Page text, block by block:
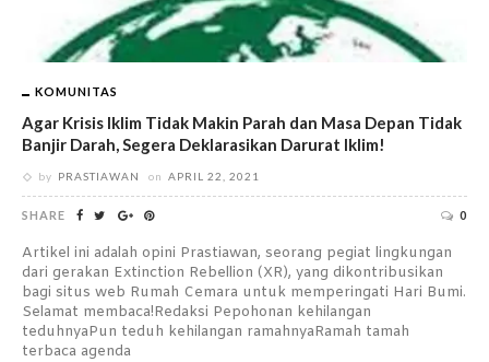
KOMUNITAS
Agar Krisis Iklim Tidak Makin Parah dan Masa Depan Tidak
Banjir Darah, Segera Deklarasikan Darurat Iklim!
by PRASTIAWAN on APRIL 22, 2021
SHARE 0
Artikel ini adalah opini Prastiawan, seorang pegiat lingkungan
dari gerakan Extinction Rebellion (XR), yang dikontribusikan
bagi situs web Rumah Cemara untuk memperingati Hari Bumi.
Selamat membaca!Redaksi Pepohonan kehilangan
teduhnyaPun teduh kehilangan ramahnyaRamah tamah
terbaca agenda